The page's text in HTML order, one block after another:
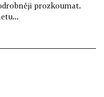
prozkoumat.